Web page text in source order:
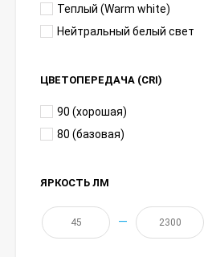
Теплый (Warm white)
Нейтральный белый свет
ЦВЕТОПЕРЕДАЧА (CRI)
90 (хорошая)
80 (базовая)
ЯРКОСТЬ ЛМ
—